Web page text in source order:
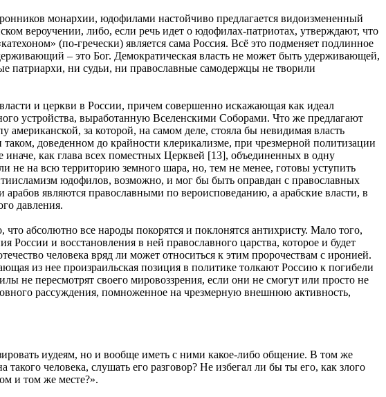
монархии, юдофилами настойчиво предлагается видоизмененный
вероучении, либо, если речь идет о юдофилах-патриотах, утверждают, что
(по-гречески) является сама Россия. Всё это подменяет подлинное
– это Бог. Демократическая власть не может быть удерживающей,
патриархи, ни судьи, ни православные самодержцы не творили
и церкви в России, причем совершенно искажающая как идеал
устройства, выработанную Вселенскими Соборами. Что же предлагают
за которой, на самом деле, стояла бы невидимая власть
доведенном до крайности клерикализме, при чрезмерной политизации
как глава всех поместных Церквей [13], объединенных в одну
не на всю территорию земного шара, но, тем не менее, готовы уступить
юдофилов, возможно, и мог бы быть оправдан с православных
являются православными по вероисповеданию, а арабские власти, в
давления.
абсолютно все народы покорятся и поклонятся антихристу. Мало того,
и восстановления в ней православного царства, которое и будет
человека вряд ли может относиться к этим пророчествам с иронией.
из нее произраильская позиция в политике толкают Россию к погибели
не пересмотрят своего мировоззрения, если они не смогут или просто не
рассуждения, помноженное на чрезмерную внешнюю активность,
иудеям, но и вообще иметь с ними какое-либо общение. В том же
человека, слушать его разговор? Не избегал ли бы ты его, как злого
и том же месте?».